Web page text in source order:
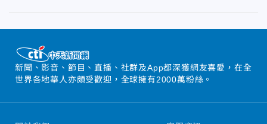
新聞、影音、節目、直播、社群及App都深獲網友喜愛，在全
世界各地華人亦頗受歡迎，全球擁有2000萬粉絲。